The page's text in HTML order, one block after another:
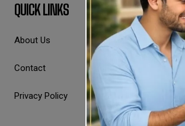
QUICK LINKS
About Us
Contact
Privacy Policy